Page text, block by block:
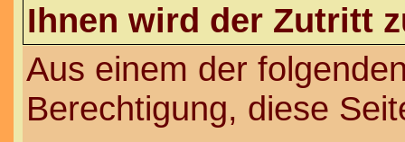
Ihnen wird der Zutritt
Aus einem der
Berechtigung, diese